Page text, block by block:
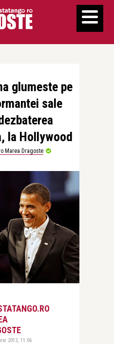
glumeste pe
sale
la Hollywood
Marea Dragoste
2012, 11:06